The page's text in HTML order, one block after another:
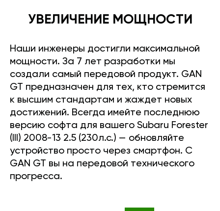
УВЕЛИЧЕНИЕ МОЩНОСТИ
Наши инженеры достигли максимальной
мощности. За 7 лет разработки мы
создали самый передовой продукт. GAN
GT предназначен для тех, кто стремится
к высшим стандартам и жаждет новых
достижений. Всегда имейте последнюю
версию софта для вашего Subaru Forester
(III) 2008-13 2.5 (230л.с.) — обновляйте
устройство просто через смартфон. С
GAN GT вы на передовой технического
прогресса.